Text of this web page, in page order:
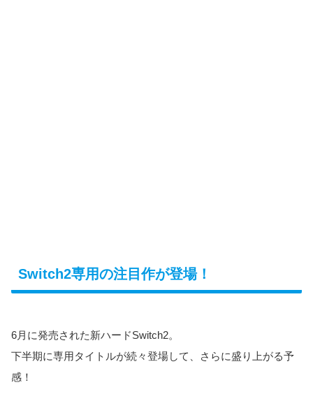
Switch2専用の注目作が登場！
6月に発売された新ハードSwitch2。
下半期に専用タイトルが続々登場して、さらに盛り上がる予
感！